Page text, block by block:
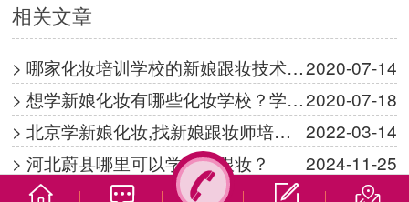
相关文章
> 哪家化妆培训学校的新娘跟妆技术…2020-07-14
> 想学新娘化妆有哪些化妆学校？学…2020-07-18
> 北京学新娘化妆,找新娘跟妆师培…
2022-03-14
> 河北蔚县哪里可以学新娘跟妆？
2024-11-25
  